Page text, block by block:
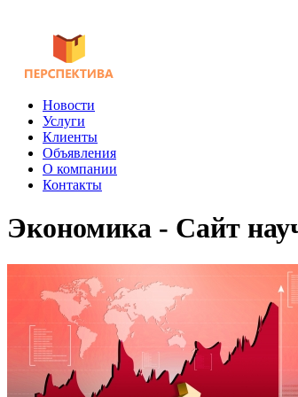
Новости
Услуги
Клиенты
Объявления
О компании
Контакты
Экономика - Сайт